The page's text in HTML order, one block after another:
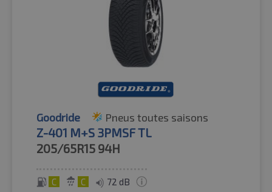
Goodride Pneus toutes saisons
Z-401 M+S 3PMSF TL
205/65R15 94H
C C 72 dB